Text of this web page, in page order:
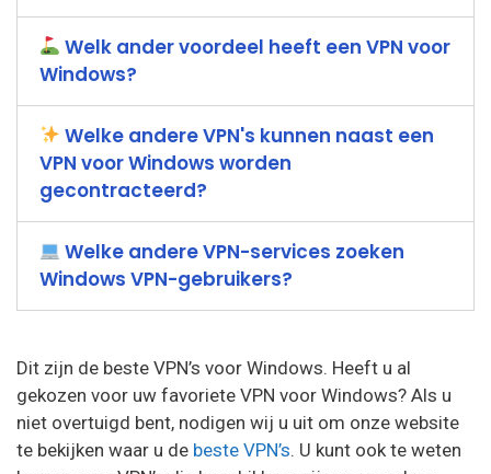
Welk ander voordeel heeft een VPN voor
Windows?
Welke andere VPN's kunnen naast een
VPN voor Windows worden
gecontracteerd?
Welke andere VPN-services zoeken
Windows VPN-gebruikers?
Dit zijn de beste VPN’s voor Windows. Heeft u al
gekozen voor uw favoriete VPN voor Windows? Als u
niet overtuigd bent, nodigen wij u uit om onze website
te bekijken waar u de beste VPN’s. U kunt ook te weten